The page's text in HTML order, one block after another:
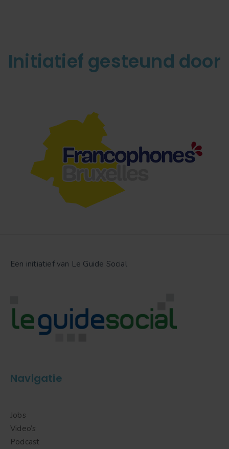
Initiatief gesteund door
Een initiatief van Le Guide Social
Navigatie
Jobs
Video’s
Podcast